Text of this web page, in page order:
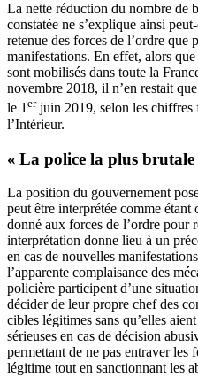
La nette réduction du nombre de
constatée ne s’explique ainsi
retenue des forces de l’ordre que
manifestations. En effet, alors
sont mobilisés dans toute la
novembre 2018, il n’en restait
le 1erjuin 2019, selon les chiffres
l’Intérieur.
« La police la plus brutale
La position du gouvernement
peut être interprétée comme
donné aux forces de l’ordre pour
interprétation donne lieu à un
en cas de nouvelles
l’apparente complaisance des
policière participent d’une
décider de leur propre chef des
cibles légitimes sans qu’elles
sérieuses en cas de décision
permettant de ne pas entraver les
légitime tout en sanctionnant les